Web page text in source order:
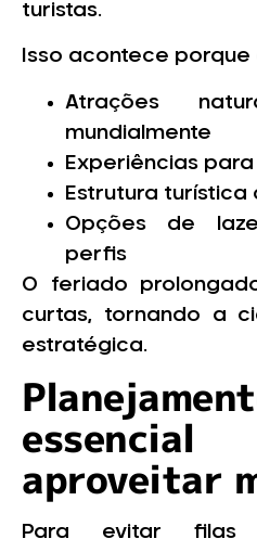
turistas.
Isso acontece porque
Atrações
mundialmente
Experiências
Estrutura turística
Opções de
perfis
O feriado
curtas, tornando a
estratégica.
aproveitar
Para evitar